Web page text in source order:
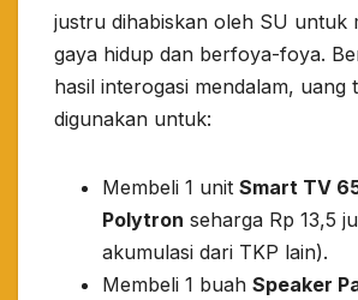
justru dihabiskan oleh SU untuk
gaya hidup dan berfoya-foya.
hasil interogasi mendalam, uang
digunakan untuk:
​Membeli 1 unit Smart TV
Polytron seharga Rp 13,5
akumulasi dari TKP lain).
​Membeli 1 buah Speaker